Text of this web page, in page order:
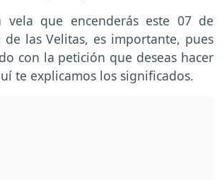
que encenderás este 07 de
de las Velitas, es importante, pues
con la petición que deseas hacer
te explicamos los significados.